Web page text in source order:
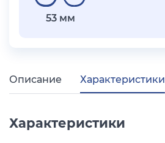
53 мм
Описание Характеристики
Характеристики